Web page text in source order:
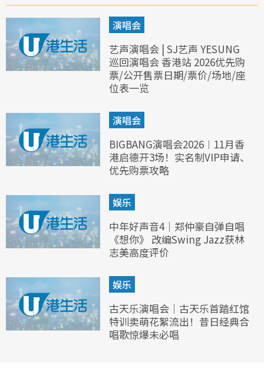
演唱会
艺声演唱会 | SJ艺声 YESUNG
巡回演唱会 香港站 2026优先购
票/公开售票日期/票价/场地/座
位表一览
演唱会
BIGBANG演唱会2026︱11月香
港启德开3场！实名制VIP申请、
优先购票攻略
娱乐
中年好声音4｜郑仲豪自弹自唱
《想你》 改编Swing Jazz获林
志美高度评价
娱乐
古天乐演唱会｜古天乐首踏红馆
特训卖萌花絮流出！昔日经典合
唱歌惊爆未必唱